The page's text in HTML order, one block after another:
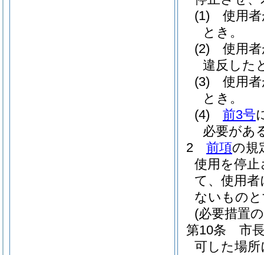
(1)
使用
とき。
(2)
使用
違反した
(3)
使用
とき。
(4)
前3号
必要があ
2
前項の規
使用を停
て、使用
ないもの
(必要措置
第10条
市
可した場